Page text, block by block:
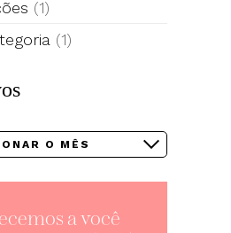
(1)
(1)
a você